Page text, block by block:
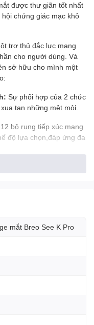
được thư giãn tốt nhất
chứng giác mạc khô
trợ thủ đắc lực mang
cho người dùng. Và
sở hữu cho mình một
Sự phối hợp của 2 chức
tan những mệt mỏi.
bộ rung tiếp xúc mang
độ lựa chọn,đáp ứng đa
mắt Breo See K Pro